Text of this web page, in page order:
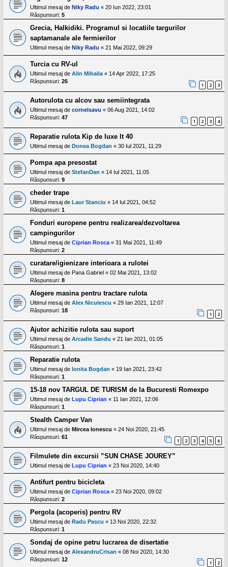
Ultimul mesaj de Niky Radu « 20 Iun 2022, 23:01
Răspunsuri: 5
Grecia, Halkidiki. Programul si locatiile targurilor
saptamanale ale fermierilor
Ultimul mesaj de Niky Radu « 21 Mai 2022, 09:29
Turcia cu RV-ul
Ultimul mesaj de Alin Mihaila « 14 Apr 2022, 17:25
Răspunsuri: 26
1 2 3
Autorulota cu alcov sau semiintegrata
Ultimul mesaj de cornelsavu « 06 Aug 2021, 14:02
Răspunsuri: 47
1 2 3 4
Reparatie rulota Kip de luxe lt 40
Ultimul mesaj de Donea Bogdan « 30 Iul 2021, 11:29
Pompa apa presostat
Ultimul mesaj de StefanDan « 14 Iul 2021, 11:05
Răspunsuri: 9
cheder trape
Ultimul mesaj de Laur Stanciu « 14 Iul 2021, 04:52
Răspunsuri: 1
Fonduri europene pentru realizarea/dezvoltarea
campingurilor
Ultimul mesaj de Ciprian Rosca « 31 Mai 2021, 11:49
Răspunsuri: 2
curatare/igienizare interioara a rulotei
Ultimul mesaj de Pana Gabriel « 02 Mai 2021, 13:02
Răspunsuri: 8
Alegere masina pentru tractare rulota
Ultimul mesaj de Alex Niculescu « 29 Ian 2021, 12:07
Răspunsuri: 18
1 2
Ajutor achizitie rulota sau suport
Ultimul mesaj de Arcadie Sandu « 21 Ian 2021, 01:05
Răspunsuri: 1
Reparatie rulota
Ultimul mesaj de Ionita Bogdan « 19 Ian 2021, 23:42
Răspunsuri: 1
15-18 nov TARGUL DE TURISM de la Bucuresti Romexpo
Ultimul mesaj de Lupu Ciprian « 11 Ian 2021, 12:06
Răspunsuri: 1
Stealth Camper Van
Ultimul mesaj de Mircea Ionescu « 24 Noi 2020, 21:45
Răspunsuri: 61
1 2 3 4 5 6
Filmulete din excursii ”SUN CHASE JOUREY”
Ultimul mesaj de Lupu Ciprian « 23 Noi 2020, 14:40
Antifurt pentru bicicleta
Ultimul mesaj de Ciprian Rosca « 23 Noi 2020, 09:02
Răspunsuri: 2
Pergola (acoperis) pentru RV
Ultimul mesaj de Radu Pascu « 13 Noi 2020, 22:32
Răspunsuri: 1
Sondaj de opine petru lucrarea de disertatie
Ultimul mesaj de AlexandruCrisan « 08 Noi 2020, 14:30
Răspunsuri: 12
1 2